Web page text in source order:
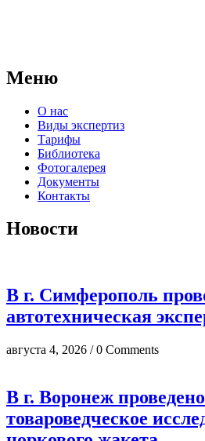
Меню
О нас
Виды экспертиз
Тарифы
Библиотека
Фотогалерея
Документы
Контакты
Новости
В г. Симферополь
автотехническая
августа 4, 2026 / 0 Comments
В г. Воронеж проведено
товароведческое